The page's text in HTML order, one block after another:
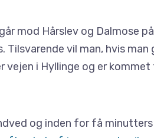
mod Hårslev og Dalmose
Tilsvarende vil man, hvis man
i Hyllinge og er
og inden for få